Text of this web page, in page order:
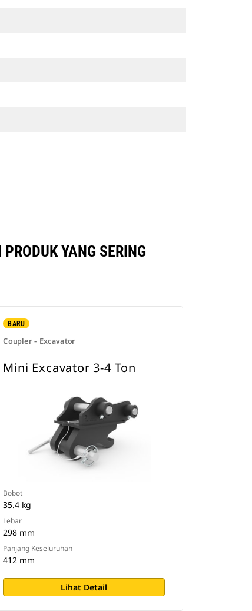
YANG SERING
BARU
Coupler - Excavator
Mini Excavator 3-4 Ton
Bobot
35.4 kg
Lebar
298 mm
Panjang Keseluruhan
412 mm
Lihat Detail